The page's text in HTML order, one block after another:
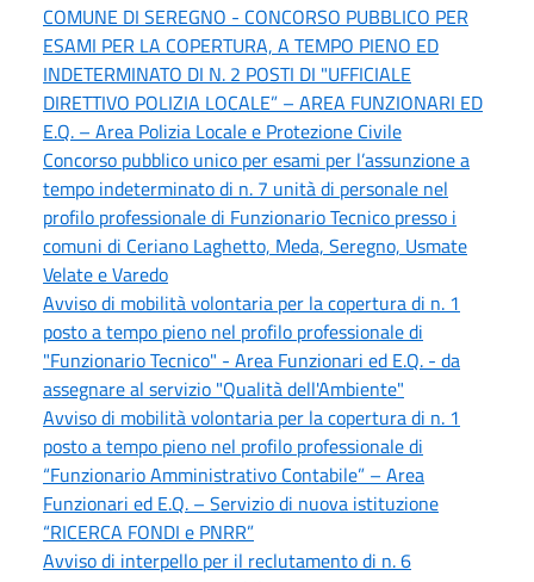
COMUNE DI SEREGNO - CONCORSO PUBBLICO PER
ESAMI PER LA COPERTURA, A TEMPO PIENO ED
INDETERMINATO DI N. 2 POSTI DI "UFFICIALE
DIRETTIVO POLIZIA LOCALE” – AREA FUNZIONARI ED
E.Q. – Area Polizia Locale e Protezione Civile
Concorso pubblico unico per esami per l’assunzione a
tempo indeterminato di n. 7 unità di personale nel
profilo professionale di Funzionario Tecnico presso i
comuni di Ceriano Laghetto, Meda, Seregno, Usmate
Velate e Varedo
Avviso di mobilità volontaria per la copertura di n. 1
posto a tempo pieno nel profilo professionale di
"Funzionario Tecnico" - Area Funzionari ed E.Q. - da
assegnare al servizio "Qualità dell'Ambiente"
Avviso di mobilità volontaria per la copertura di n. 1
posto a tempo pieno nel profilo professionale di
“Funzionario Amministrativo Contabile” – Area
Funzionari ed E.Q. – Servizio di nuova istituzione
“RICERCA FONDI e PNRR”
Avviso di interpello per il reclutamento di n. 6